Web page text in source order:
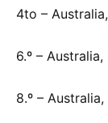
4to –
6.º –
8.º –